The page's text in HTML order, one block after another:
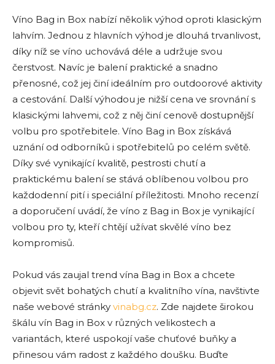
Víno Bag in Box nabízí několik výhod oproti klasickým
lahvím. Jednou z hlavních výhod je dlouhá trvanlivost,
díky níž se víno uchovává déle a udržuje svou
čerstvost. Navíc je balení praktické a snadno
přenosné, což jej činí ideálním pro outdoorové aktivity
a cestování. Další výhodou je nižší cena ve srovnání s
klasickými lahvemi, což z něj činí cenově dostupnější
volbu pro spotřebitele. Víno Bag in Box získává
uznání od odborníků i spotřebitelů po celém světě.
Díky své vynikající kvalitě, pestrosti chutí a
praktickému balení se stává oblíbenou volbou pro
každodenní pití i speciální příležitosti. Mnoho recenzí
a doporučení uvádí, že víno z Bag in Box je vynikající
volbou pro ty, kteří chtějí užívat skvělé víno bez
kompromisů.
Pokud vás zaujal trend vína Bag in Box a chcete
objevit svět bohatých chutí a kvalitního vína, navštivte
naše webové stránky vinabg.cz. Zde najdete širokou
škálu vín Bag in Box v různých velikostech a
variantách, které uspokojí vaše chuťové buňky a
přinesou vám radost z každého doušku. Buďte